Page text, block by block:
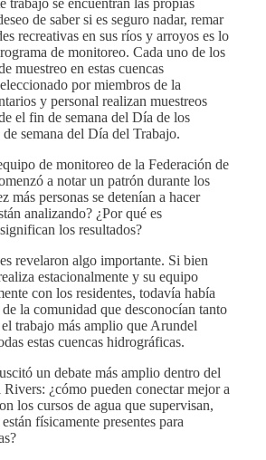
trabajo se encuentran las propias
de saber si es seguro nadar, remar
recreativas en sus ríos y arroyos es lo
de monitoreo. Cada uno de los
muestreo en estas cuencas
por miembros de la
y personal realizan muestreos
el fin de semana del Día de los
semana del Día del Trabajo.
de monitoreo de la Federación de
a notar un patrón durante los
más personas se detenían a hacer
analizando? ¿Por qué es
los resultados?
revelaron algo importante. Si bien
estacionalmente y su equipo
con los residentes, todavía había
la comunidad que desconocían tanto
trabajo más amplio que Arundel
estas cuencas hidrográficas.
un debate más amplio dentro del
¿cómo pueden conectar mejor a
los cursos de agua que supervisan,
físicamente presentes para